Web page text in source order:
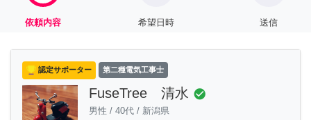
依頼内容 希望日時 送信
認定サポーター 第二種電気工事士
FuseTree 清水 check_circle
男性 / 40代 / 新潟県